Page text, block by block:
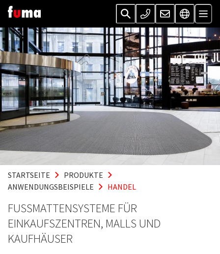
STARTSEITE
PRODUKTE
ANWENDUNGSBEISPIELE
HANDEL
FUSSMATTENSYSTEME FÜR E
INKAUFSZENTREN, MALLS UND K
AUFHÄUSER